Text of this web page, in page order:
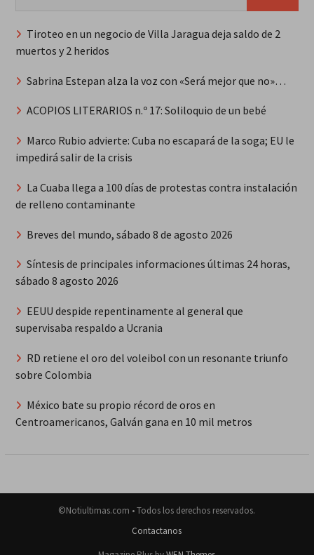
Tiroteo en un negocio de Villa Jaragua deja saldo de 2
muertos y 2 heridos
Sabrina Estepan alza la voz con «Será mejor que no»…
ACOPIOS LITERARIOS n.º 17: Soliloquio de un bebé
Marco Rubio advierte: Cuba no escapará de la soga; EU le
impedirá salir de la crisis
La Cuaba llega a 100 días de protestas contra instalación
de relleno contaminante
Breves del mundo, sábado 8 de agosto 2026
Síntesis de principales informaciones últimas 24 horas,
sábado 8 agosto 2026
EEUU despide repentinamente al general que
supervisaba respaldo a Ucrania
RD retiene el oro del voleibol con un resonante triunfo
sobre Colombia
México bate su propio récord de oros en
Centroamericanos, Galván gana en 10 mil metros
©Notiultimas.com • Todos los derechos reservados.
Contactanos